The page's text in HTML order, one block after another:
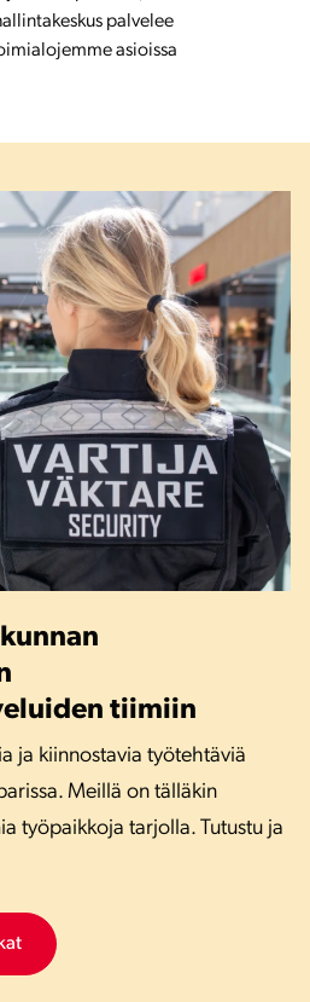
palvelee
asioissa
tiimiin
ja kiinnostavia työtehtäviä
Meillä on tälläkin
työpaikkoja tarjolla. Tutustu ja